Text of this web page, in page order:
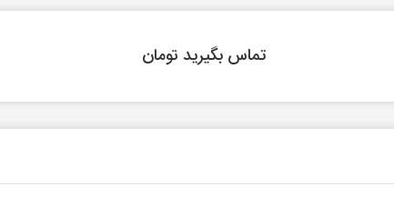
تماس بگیرید تومان